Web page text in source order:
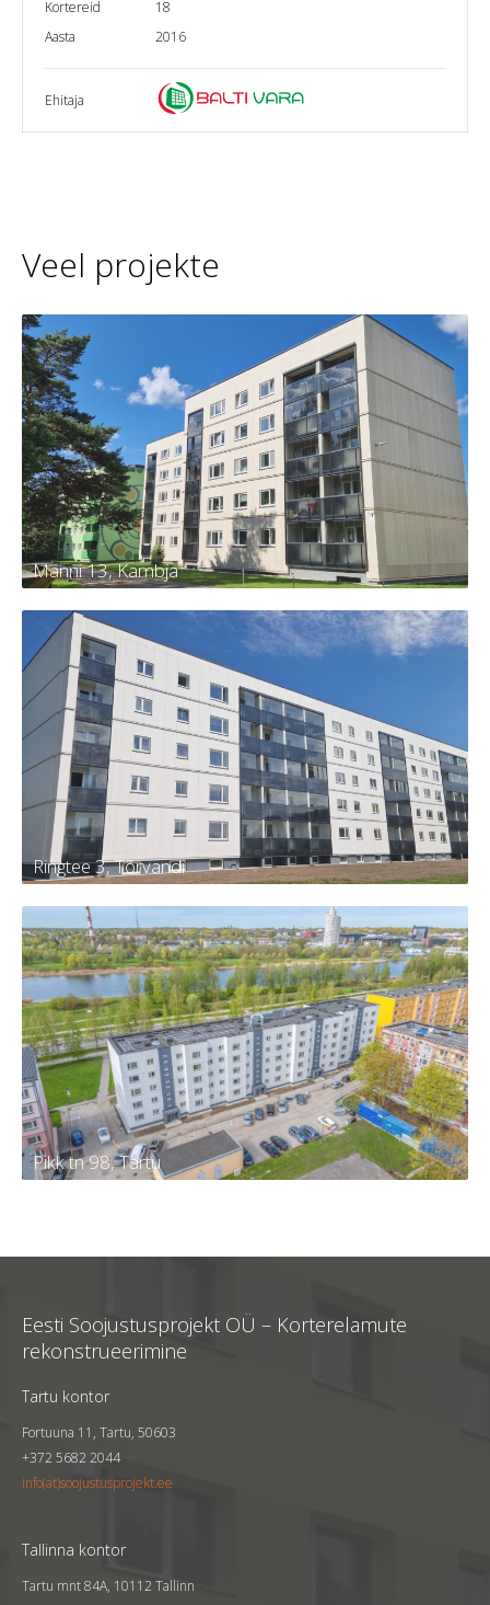
Kortereid
18
Aasta
2016
Ehitaja
Veel projekte
Männi 13, Kambja
Männi 13, Kambja
Tellija
Kambja vald, Kambja alevik, Männi tn
13
Kortereid
30
Aasta
2024
Ringtee 3, Tõrvandi
Ringtee 3, Tõrvandi
Tellija
KÜ Kambja vald, Tõrvandi alevi,
Ringtee 3
Kortereid
60
Aasta
2024
Pikk tn 98, Tartu
Kortereid
60
Eesti Soojustusprojekt OÜ – Korterelamute
rekonstrueerimine
Tartu kontor
Fortuuna 11, Tartu, 50603
+372 5682 2044
info(at)soojustusprojekt.ee
Tallinna kontor
Tartu mnt 84A, 10112 Tallinn